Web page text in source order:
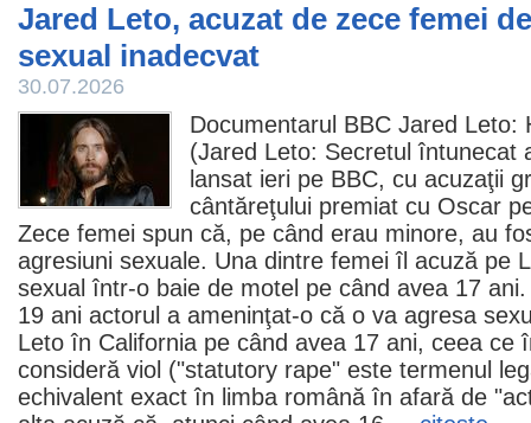
Jared Leto, acuzat de zece femei
sexual inadecvat
30.07.2026
Documentarul BBC Jared Leto:
(Jared Leto: Secretul întunecat
lansat ieri pe BBC, cu acuzaţii
cântăreţului premiat cu Oscar
Zece femei spun că, pe când erau minore, au
agresiuni sexuale. Una dintre femei îl acuză pe
sexual într-o baie de motel pe când avea 17
19 ani actorul a ameninţat-o că o va agresa
Leto în California pe când avea 17 ani, ceea ce
consideră viol ("statutory rape" este termenul
echivalent exact în limba română în afară de